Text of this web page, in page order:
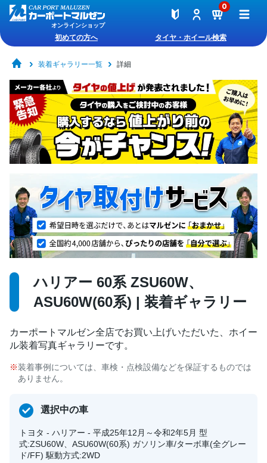
オンラインショップ
0
初めての方へ タイヤ・ホイール検索
装着ギャラリー一覧 詳細
ハリアー 60系 ZSU60W、
ASU60W(60系) | 装着ギャラリー
カーポートマルゼン全店でお買い上げいただいた、ホイー
ル装着写真ギャラリーです。
装着事例については、車検・点検設備などを保証するものでは
ありません。
選択中の車
トヨタ - ハリアー - 平成25年12月～令和2年5月 型
式:ZSU60W、ASU60W(60系) ガソリン車/ターボ車(全グレー
ド/FF) 駆動方式:2WD